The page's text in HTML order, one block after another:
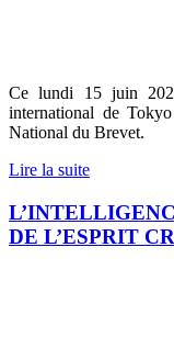
Ce lundi 15 juin
international de
National du Brevet.
Lire la suite
DE L’ESPRIT